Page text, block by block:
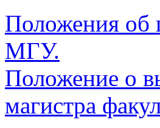
Положения об
МГУ.
Положение о
магистра